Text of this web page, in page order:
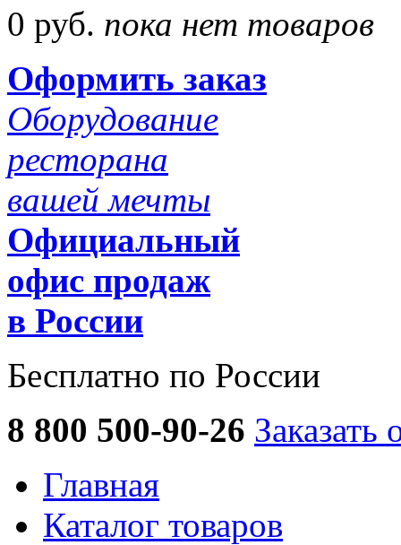
0 руб. пока нет товаров
Оформить заказ
Оборудование
ресторана
вашей мечты
Официальный
офис продаж
в России
Бесплатно по России
8 800 500-90-26 Заказать
Главная
Каталог товаров